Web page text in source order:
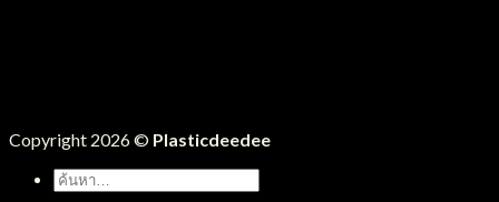
Copyright 2026 © Plasticdeedee
ค้นหา: